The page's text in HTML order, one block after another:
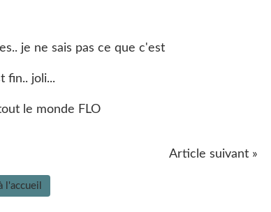
je ne sais pas ce que c'est
fin.. joli...
le monde FLO
Article suivant »
l'accueil